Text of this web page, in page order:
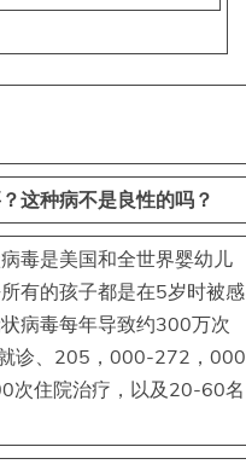
这种病不是良性的吗？
毒是美国和全世界婴幼儿
有的孩子都是在5岁时被感
病毒每年导致约300万次
诊、205，000-272，000
次住院治疗，以及20-60名